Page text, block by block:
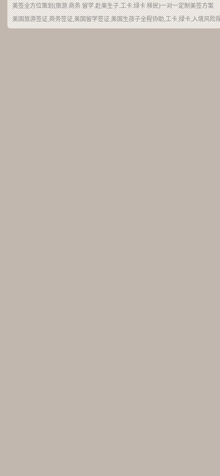
美签全方位策划(旅游.商务.留学.赴美生子.工卡.绿卡.移民)一对一定制美签方案
美国旅游签证,商务签证,美国留学签证,美国生孩子全程协助,工卡,绿卡,入境风险